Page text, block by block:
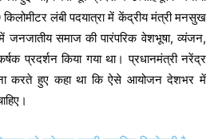
लंबी पदयात्रा में केंद्रीय मंत्री मनसुख
जनजातीय समाज की पारंपरिक वेशभूषा, व्यंजन,
प्रदर्शन किया गया था। प्रधानमंत्री नरेंद्र
करते हुए कहा था कि ऐसे आयोजन देशभर में